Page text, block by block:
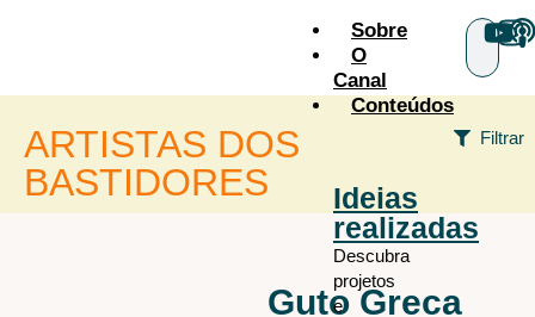
Sobre
O
Canal
Conteúdos
Ideias
realizadas
Descubra
projetos
e
ARTISTAS DOS
BASTIDORES
Filtrar
artistas
Guto Greca